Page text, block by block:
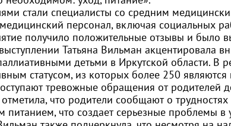
стали специалисты со средним
персонал, включая социальных
получило положительные отзывы и было
Татьяна Вильман акцентировала
детьми в Иркутской области. В
статусом, из которых более 250
тревожные обращения от родителей
что родители сообщают о
питанием, что создает серьезные проблемы в